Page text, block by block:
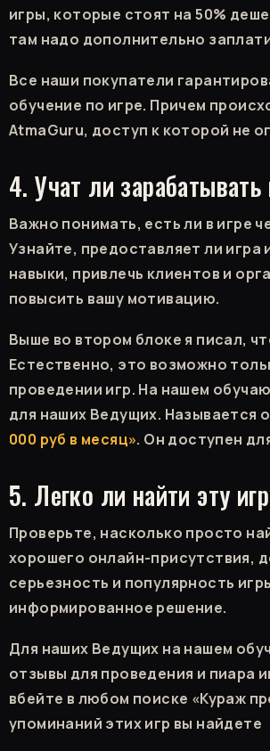
игры, которые стоят на 50%
там надо дополнительно
Все наши покупатели
обучение по игре. Причем
AtmaGuru, доступ к которой не
4. Учат ли зарабатывать
Важно понимать, есть ли в игре
Узнайте, предоставляет ли
навыки, привлечь клиентов и
повысить вашу мотивацию.
Выше во втором блоке я писал,
Естественно, это возможно
проведении игр. На нашем
для наших Ведущих. Называется
000 руб в месяц». Он доступен
5. Легко ли найти эту
Проверьте, насколько просто
хорошего онлайн-присутствия,
серьезность и популярность
информированное решение.
Для наших Ведущих на нашем
отзывы для проведения и пиара
вбейте в любом поиске «Кураж
упоминаний этих игр вы найдете